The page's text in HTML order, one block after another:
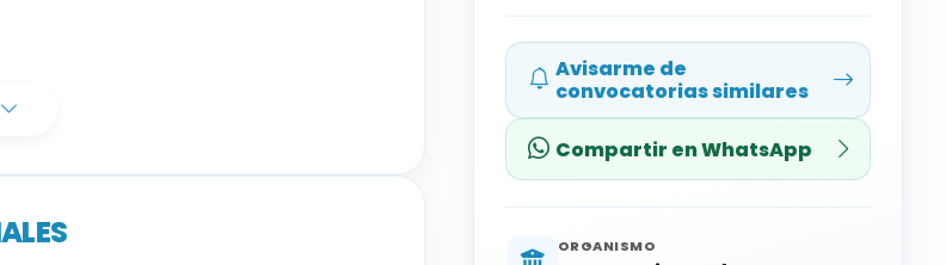
Superior de Música o
si procede).
hasta el inicio de la
Avisarme de
convocatorias similares
Compartir en WhatsApp
ORGANISMO